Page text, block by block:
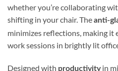
whether you’re collaborating
shifting in your chair. Theanti-
minimizes reflections, making it
work sessions in brightly lit
Designed with productivityin